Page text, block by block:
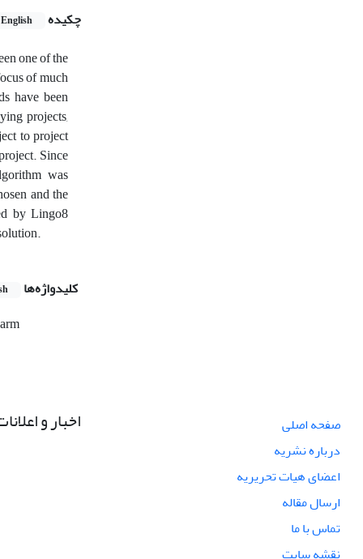
چکیده English
one of the
of much
have been
projects,
to project
Since
was
and the
by Lingo8
کلیدواژه‌ها
صفحه اصلی
درباره نشریه
اعضای هیات تحریریه
ارسال مقاله
تماس با ما
نقشه سایت
اخبار و